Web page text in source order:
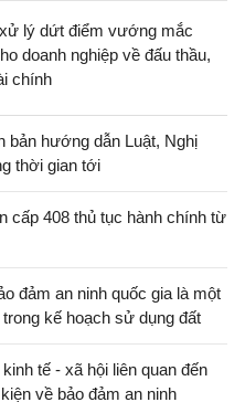
lý dứt điểm vướng mắc
doanh nghiệp về đấu thầu,
chính
bản hướng dẫn Luật, Nghị
thời gian tới
cấp 408 thủ tục hành chính từ
đảm an ninh quốc gia là một
kế hoạch sử dụng đất
tế - xã hội liên quan đến
về bảo đảm an ninh